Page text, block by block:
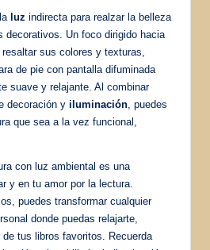
luz indirecta para realzar la belleza
decorativos. Un foco dirigido hacia
sus colores y texturas,
de pie con pantalla difuminada
suave y relajante. Al combinar
decoración y iluminación , puedes
que sea a la vez funcional,
con luz ambiental es una
y en tu amor por la lectura.
puedes transformar cualquier
donde puedas relajarte,
tus libros favoritos. Recuerda